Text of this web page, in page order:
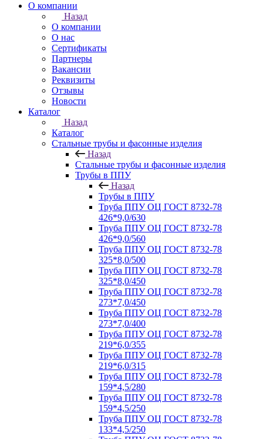
О компании
Назад
О компании
О нас
Сертификаты
Партнеры
Вакансии
Реквизиты
Отзывы
Новости
Каталог
Назад
Каталог
Стальные трубы и фасонные изделия
Назад
Стальные трубы и фасонные изделия
Трубы в ППУ
Назад
Трубы в ППУ
Труба ППУ ОЦ ГОСТ 8732-78
426*9,0/630
Труба ППУ ОЦ ГОСТ 8732-78
426*9,0/560
Труба ППУ ОЦ ГОСТ 8732-78
325*8,0/500
Труба ППУ ОЦ ГОСТ 8732-78
325*8,0/450
Труба ППУ ОЦ ГОСТ 8732-78
273*7,0/450
Труба ППУ ОЦ ГОСТ 8732-78
273*7,0/400
Труба ППУ ОЦ ГОСТ 8732-78
219*6,0/355
Труба ППУ ОЦ ГОСТ 8732-78
219*6,0/315
Труба ППУ ОЦ ГОСТ 8732-78
159*4,5/280
Труба ППУ ОЦ ГОСТ 8732-78
159*4,5/250
Труба ППУ ОЦ ГОСТ 8732-78
133*4,5/250